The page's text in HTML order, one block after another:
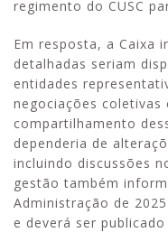
regimento do CUSC
Em resposta, a Caixa
detalhadas seriam
entidades
negociações coletivas
compartilhamento
dependeria de
incluindo discussões
gestão também
Administração de
e deverá ser